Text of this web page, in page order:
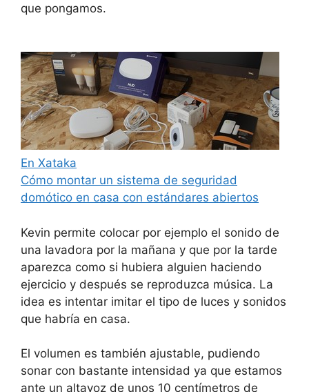
que pongamos.
En Xataka
Cómo montar un sistema de seguridad
domótico en casa con estándares abiertos
Kevin permite colocar por ejemplo el sonido de
una lavadora por la mañana y que por la tarde
aparezca como si hubiera alguien haciendo
ejercicio y después se reproduzca música. La
idea es intentar imitar el tipo de luces y sonidos
que habría en casa.
El volumen es también ajustable, pudiendo
sonar con bastante intensidad ya que estamos
ante un altavoz de unos 10 centímetros de